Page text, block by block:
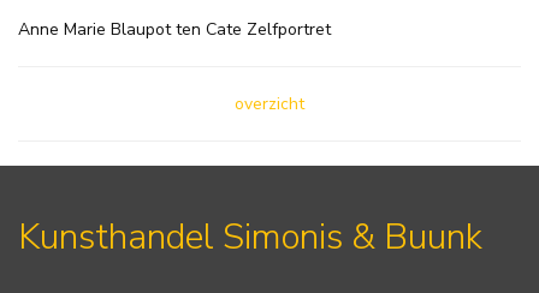
Anne Marie Blaupot ten Cate Zelfportret
overzicht
Kunsthandel Simonis & Buunk